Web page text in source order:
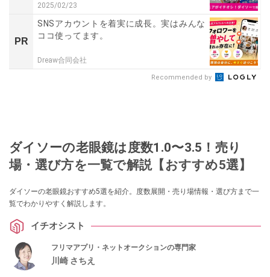
2025/02/23
PR
SNSアカウントを着実に成長。実はみんな
ココ使ってます。
Dreaw合同会社
Recommended by
ダイソーの老眼鏡は度数1.0〜3.5！売り
場・選び方を一覧で解説【おすすめ5選】
ダイソーの老眼鏡おすすめ5選を紹介。度数展開・売り場情報・選び方まで一
覧でわかりやすく解説します。
イチオシスト
フリマアプリ・ネットオークションの専門家
川崎 さちえ